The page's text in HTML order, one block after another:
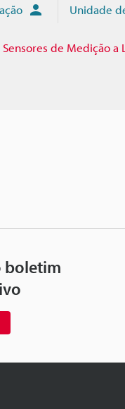
Unidade
de Medição a
boletim